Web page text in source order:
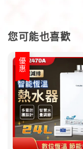
您可能也喜歡
優惠